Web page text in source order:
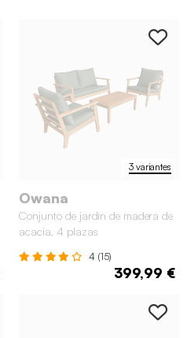
3 variantes
Owana
Conjunto de jardín de madera de
acacia, 4 plazas
4 (15)
399,99 €